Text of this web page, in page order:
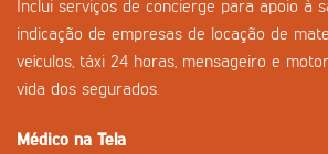
Inclui serviços de concierge para apoio à
indicação de empresas de locação de
veículos, táxi 24 horas, mensageiro e
vida dos segurados.
Médico na Tela